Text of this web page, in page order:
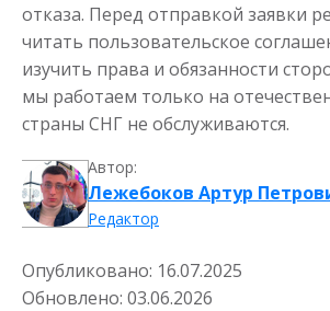
отказа. Перед отправкой заявки
читать пользовательское
изучить права и обязанности
мы работаем только на
страны СНГ не обслуживаются.
Автор:
Лежебоков Артур
Редактор
Опубликовано: 16.07.2025
Обновлено: 03.06.2026